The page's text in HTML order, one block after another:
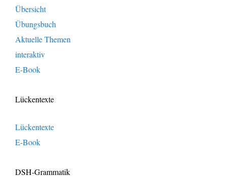
Übersicht
Übungsbuch
Aktuelle Themen
interaktiv
E-Book
Lückentexte
Lückentexte
E-Book
DSH-Grammatik